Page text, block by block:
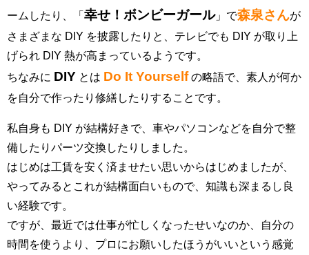
ームしたり、「 幸せ！ボンビーガール」で森泉さんが
さまざまな DIY を披露したりと、テレビでも DIY が取り上
げられ DIY 熱が高まっているようです。
ちなみに DIY とは Do It Yourselfの略語で、素人が何か
を自分で作ったり修繕したりすることです。
私自身も DIY が結構好きで、車やパソコンなどを自分で整
備したりパーツ交換したりしました。
はじめは工賃を安く済ませたい思いからはじめましたが、
やってみるとこれが結構面白いもので、知識も深まるし良
い経験です。
ですが、最近では仕事が忙しくなったせいなのか、自分の
時間を使うより、プロにお願いしたほうがいいという感覚